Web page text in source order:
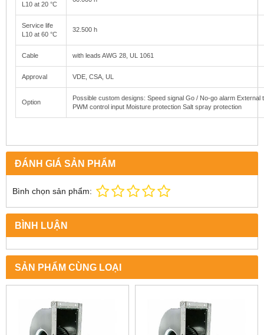
L10 at 20 °C
Service life
L10 at 60 °C
32.500 h
Cable with leads AWG 28, UL 1061
Approval VDE, CSA, UL
Option
Possible custom designs: Speed signal Go / No-go alarm External
PWM control input Moisture protection Salt spray protection
ĐÁNH GIÁ SẢN PHẨM
Bình chọn sản phẩm:
BÌNH LUẬN
SẢN PHẨM CÙNG LOẠI